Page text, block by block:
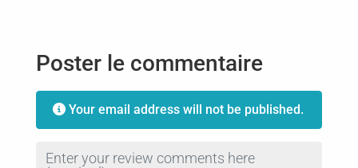
Poster le commentaire
Your email address will not be published.
Review text